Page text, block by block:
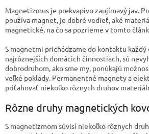
Magnetizmus je prekvapivo zaujímavý jav.
používa magnet, je dobré vedieť, aké
magnetické, na čo sa pozrieme v tomto
S magnetmi prichádzame do kontaktu každý
najrôznejších domácich činnostiach, sú
dobrodruhom, ako sme my, ponúkajú
veľké poklady. Permanentné magnety a
priťahovať niekoľko rôznych druhov
Rôzne druhy magnetických
S magnetizmom súvisí niekoľko rôznych